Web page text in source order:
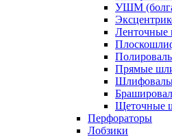
УШМ
Прямые
Щеточные
Перфораторы
Лобзики